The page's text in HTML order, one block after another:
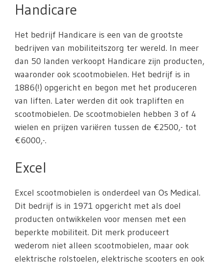
Handicare
Het bedrijf Handicare is een van de grootste
bedrijven van mobiliteitszorg ter wereld. In meer
dan 50 landen verkoopt Handicare zijn producten,
waaronder ook scootmobielen. Het bedrijf is in
1886(!) opgericht en begon met het produceren
van liften. Later werden dit ook trapliften en
scootmobielen. De scootmobielen hebben 3 of 4
wielen en prijzen variëren tussen de €2500,- tot
€6000,-.
Excel
Excel scootmobielen is onderdeel van Os Medical.
Dit bedrijf is in 1971 opgericht met als doel
producten ontwikkelen voor mensen met een
beperkte mobiliteit. Dit merk produceert
wederom niet alleen scootmobielen, maar ook
elektrische rolstoelen, elektrische scooters en ook